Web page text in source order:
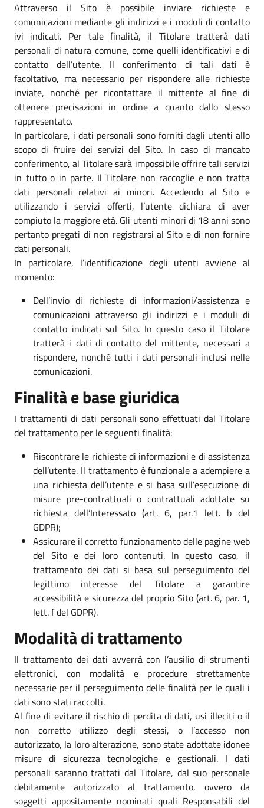
Attraverso il Sito è possibile inviare richieste e
comunicazioni mediante gli indirizzi e i moduli di contatto
ivi indicati. Per tale finalità, il Titolare tratterà dati
personali di natura comune, come quelli identificativi e di
contatto dell’utente. Il conferimento di tali dati è
facoltativo, ma necessario per rispondere alle richieste
inviate, nonché per ricontattare il mittente al fine di
ottenere precisazioni in ordine a quanto dallo stesso
rappresentato.
In particolare, i dati personali sono forniti dagli utenti allo
scopo di fruire dei servizi del Sito. In caso di mancato
conferimento, al Titolare sarà impossibile offrire tali servizi
in tutto o in parte. Il Titolare non raccoglie e non tratta
dati personali relativi ai minori. Accedendo al Sito e
utilizzando i servizi offerti, l’utente dichiara di aver
compiuto la maggiore età. Gli utenti minori di 18 anni sono
pertanto pregati di non registrarsi al Sito e di non fornire
dati personali.
In particolare, l’identificazione degli utenti avviene al
momento:
Dell’invio di richieste di informazioni/assistenza e
comunicazioni attraverso gli indirizzi e i moduli di
contatto indicati sul Sito. In questo caso il Titolare
tratterà i dati di contatto del mittente, necessari a
rispondere, nonché tutti i dati personali inclusi nelle
comunicazioni.
Finalità e base giuridica
I trattamenti di dati personali sono effettuati dal Titolare
del trattamento per le seguenti finalità:
Riscontrare le richieste di informazioni e di assistenza
dell’utente. Il trattamento è funzionale a adempiere a
una richiesta dell’utente e si basa sull’esecuzione di
misure pre-contrattuali o contrattuali adottate su
richiesta dell’Interessato (art. 6, par.1 lett. b del
GDPR);
Assicurare il corretto funzionamento delle pagine web
del Sito e dei loro contenuti. In questo caso, il
trattamento dei dati si basa sul perseguimento del
legittimo interesse del Titolare a garantire
accessibilità e sicurezza del proprio Sito (art. 6, par. 1,
lett. f del GDPR).
Modalità di trattamento
Il trattamento dei dati avverrà con l’ausilio di strumenti
elettronici, con modalità e procedure strettamente
necessarie per il perseguimento delle finalità per le quali i
dati sono stati raccolti.
Al fine di evitare il rischio di perdita di dati, usi illeciti o il
non corretto utilizzo degli stessi, o l’accesso non
autorizzato, la loro alterazione, sono state adottate idonee
misure di sicurezza tecnologiche e gestionali. I dati
personali saranno trattati dal Titolare, dal suo personale
debitamente autorizzato al trattamento, ovvero da
soggetti appositamente nominati quali Responsabili del